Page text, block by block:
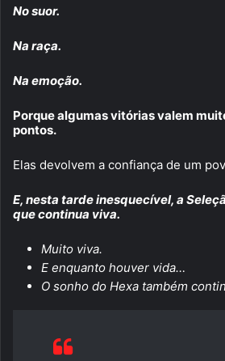
No suor.
Na raça.
Na emoção.
Porque algumas vitórias valem
pontos.
Elas devolvem a confiança de um
E, nesta tarde inesquecível, a
que continua viva.
Muito viva.
E enquanto houver vida…
O sonho do Hexa também